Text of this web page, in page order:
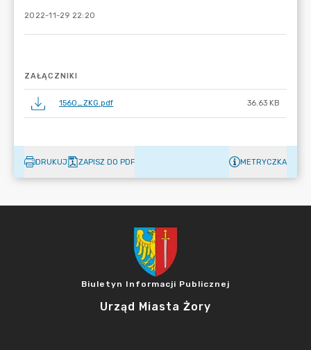
2022-11-29 22:20
ZAŁĄCZNIKI
1560_ZKG.pdf 36.63 KB
DRUKUJ ZAPISZ DO PDF METRYCZKA
Biuletyn Informacji Publicznej
Urząd Miasta Żory